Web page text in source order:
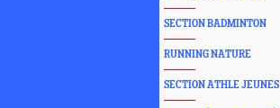
SECTION BADMINTON
RUNNING NATURE
SECTION ATHLE JEUNES